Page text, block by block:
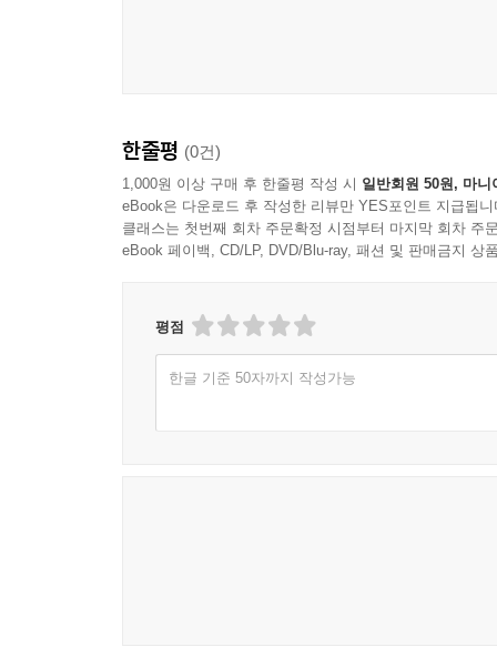
11장. AI 시대의 학습 윤리는 숨기지 않는 태도에서
1절. 허용된 도움과 금지된 대필의 차이
2절. 사용 기록을 남기는 학생이 더 안전하다
3절. 개인정보와 친구 자료를 AI에 넣지 않는 원칙
12장. 수행평가가 끝난 뒤 진짜 실력이 남는 학생
1절. 피드백을 다음 과제로 옮기는 방법
한줄평 (0건)
1,000원 이상 구매 후 한줄평 작성 시 일반회원 50원, 마니
eBook은 다운로드 후 작성한 리뷰만 YES포인트 지급됩니
클래스는 첫번째 회차 주문확정 시점부터 마지막 회차 주
eBook 페이백, CD/LP, DVD/Blu-ray, 패션 및 판매금지 상
평점
한글 기준 50자까지 작성가능